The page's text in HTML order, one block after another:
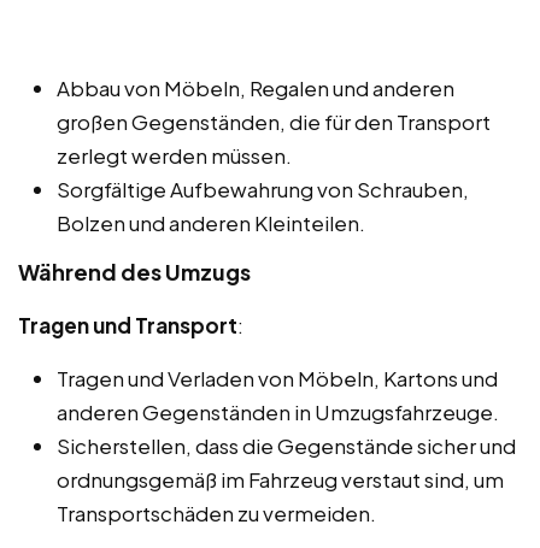
Abbau von Möbeln, Regalen und anderen
großen Gegenständen, die für den Transport
zerlegt werden müssen.
Sorgfältige Aufbewahrung von Schrauben,
Bolzen und anderen Kleinteilen.
Während des Umzugs
Tragen und Transport:
Tragen und Verladen von Möbeln, Kartons und
anderen Gegenständen in Umzugsfahrzeuge.
Sicherstellen, dass die Gegenstände sicher und
ordnungsgemäß im Fahrzeug verstaut sind, um
Transportschäden zu vermeiden.